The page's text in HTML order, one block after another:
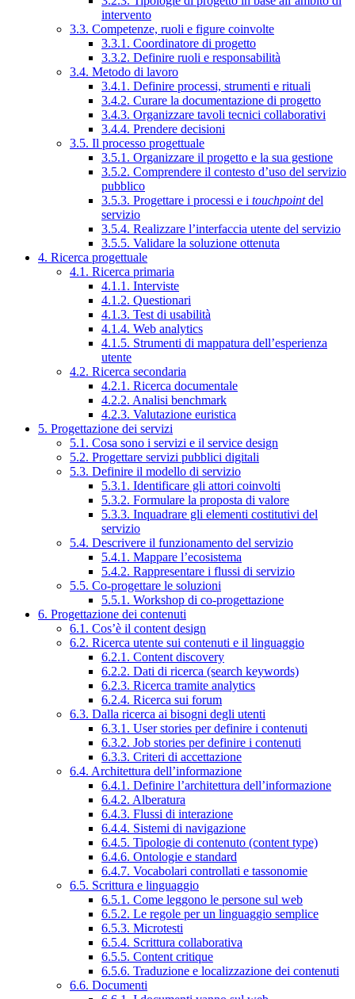
intervento
3.3. Competenze, ruoli e figure coinvolte
3.3.1. Coordinatore di progetto
3.3.2. Definire ruoli e responsabilità
3.4. Metodo di lavoro
3.4.1. Definire processi, strumenti e rituali
3.4.2. Curare la documentazione di progetto
3.4.3. Organizzare tavoli tecnici collaborativi
3.4.4. Prendere decisioni
3.5. Il processo progettuale
3.5.1. Organizzare il progetto e la sua gestione
3.5.2. Comprendere il contesto d’uso del servizio
pubblico
3.5.3. Progettare i processi e i touchpointdel
servizio
3.5.4. Realizzare l’interfaccia utente del servizio
3.5.5. Validare la soluzione ottenuta
4. Ricerca progettuale
4.1. Ricerca primaria
4.1.1. Interviste
4.1.2. Questionari
4.1.3. Test di usabilità
4.1.4. Web analytics
4.1.5. Strumenti di mappatura dell’esperienza
utente
4.2. Ricerca secondaria
4.2.1. Ricerca documentale
4.2.2. Analisi benchmark
4.2.3. Valutazione euristica
5. Progettazione dei servizi
5.1. Cosa sono i servizi e il service design
5.2. Progettare servizi pubblici digitali
5.3. Definire il modello di servizio
5.3.1. Identificare gli attori coinvolti
5.3.2. Formulare la proposta di valore
5.3.3. Inquadrare gli elementi costitutivi del
servizio
5.4. Descrivere il funzionamento del servizio
5.4.1. Mappare l’ecosistema
5.4.2. Rappresentare i flussi di servizio
5.5. Co-progettare le soluzioni
5.5.1. Workshop di co-progettazione
6. Progettazione dei contenuti
6.1. Cos’è il content design
6.2. Ricerca utente sui contenuti e il linguaggio
6.2.1. Content discovery
6.2.2. Dati di ricerca (search keywords)
6.2.3. Ricerca tramite analytics
6.2.4. Ricerca sui forum
6.3. Dalla ricerca ai bisogni degli utenti
6.3.1. User stories per definire i contenuti
6.3.2. Job stories per definire i contenuti
6.3.3. Criteri di accettazione
6.4. Architettura dell’informazione
6.4.1. Definire l’architettura dell’informazione
6.4.2. Alberatura
6.4.3. Flussi di interazione
6.4.4. Sistemi di navigazione
6.4.5. Tipologie di contenuto (content type)
6.4.6. Ontologie e standard
6.4.7. Vocabolari controllati e tassonomie
6.5. Scrittura e linguaggio
6.5.1. Come leggono le persone sul web
6.5.2. Le regole per un linguaggio semplice
6.5.3. Microtesti
6.5.4. Scrittura collaborativa
6.5.5. Content critique
6.5.6. Traduzione e localizzazione dei contenuti
6.6. Documenti